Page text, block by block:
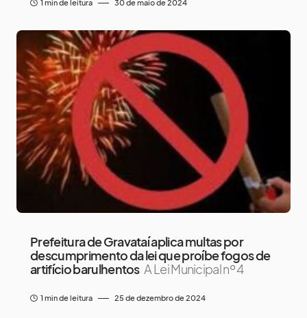
1 min de leitura 30 de maio de 2024
Prefeitura de Gravataí aplica multas por
descumprimento da lei que proíbe fogos de
artifício barulhentos A Lei Municipal nº 4
1 min de leitura 25 de dezembro de 2024